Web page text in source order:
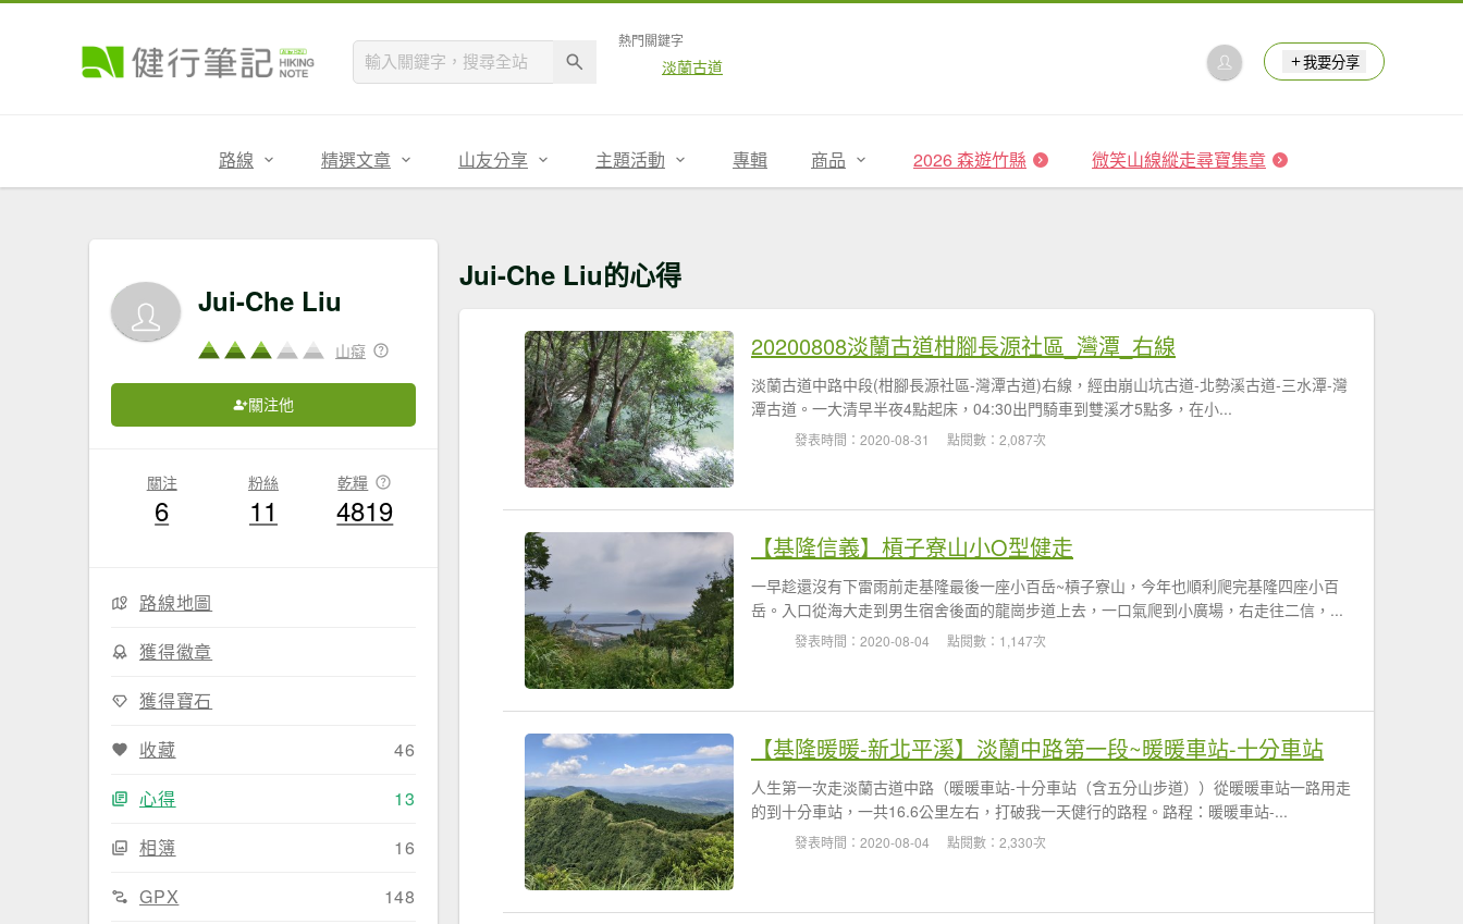
熱門關鍵字
淡蘭古道 我要分享
路線 精選文章 山友分享 主題活動 專輯 商品 2026 森遊竹縣 微笑山線縱走尋寶集章
Jui-Che Liu
山癡
關注他
關注
6
粉絲
11
乾糧
4819
路線地圖
獲得徽章
獲得寶石
收藏
46
心得
13
相簿
16
GPX
148
Jui-Che Liu的心得
20200808淡蘭古道柑腳長源社區_灣潭_右線
淡蘭古道中路中段(柑腳長源社區-灣潭古道)右線，經由崩山坑古道-北勢溪古道-三水潭-灣
潭古道。一大清早半夜4點起床，04:30出門騎車到雙溪才5點多，在小...
發表時間：2020-08-31 點閱數：2,087次
【基隆信義】槓子寮山小O型健走
一早趁還沒有下雷雨前走基隆最後一座小百岳~槓子寮山，今年也順利爬完基隆四座小百
岳。入口從海大走到男生宿舍後面的龍崗步道上去，一口氣爬到小廣場，右走往二信，...
發表時間：2020-08-04 點閱數：1,147次
【基隆暖暖-新北平溪】淡蘭中路第一段~暖暖車站-十分車站
人生第一次走淡蘭古道中路（暖暖車站-十分車站（含五分山步道））從暖暖車站一路用走
的到十分車站，一共16.6公里左右，打破我一天健行的路程。路程：暖暖車站-...
發表時間：2020-08-04 點閱數：2,330次